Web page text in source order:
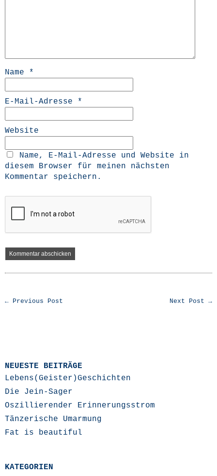
Name *
E-Mail-Adresse *
Website
Name, E-Mail-Adresse und Website in
diesem Browser für meinen nächsten
Kommentar speichern.
← Previous Post Next Post →
NEUESTE BEITRÄGE
Lebens(Geister)Geschichten
Die Jein-Sager
Oszillierender Erinnerungsstrom
Tänzerische Umarmung
Fat is beautiful
KATEGORIEN